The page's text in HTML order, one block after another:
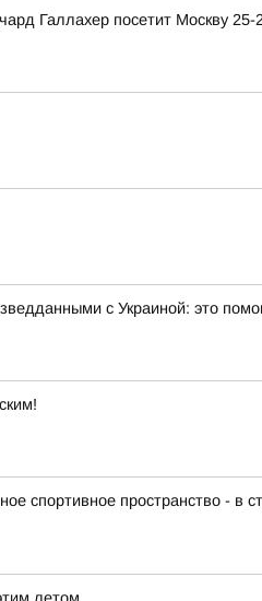
Галлахер посетит Москву
с Украиной: это
спортивное пространство - в